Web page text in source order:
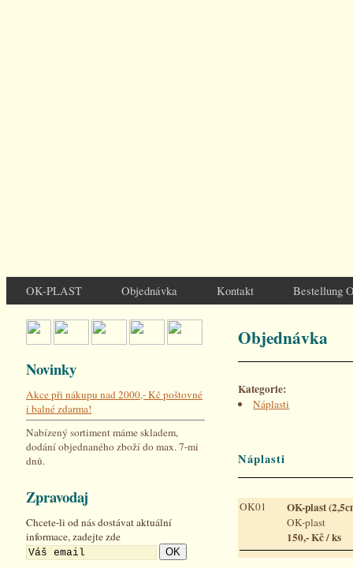
OK-PLAST Objednávka Kontakt Bestellung
Novinky
Akce při nákupu nad 2000,- Kč poštovné
i balné zdarma!
Nabízený sortiment máme skladem,
dodání objednaného zboží do max. 7-mi
dnů.
Zpravodaj
Chcete-li od nás dostávat aktuální
informace, zadejte zde
OK
Objednávka
Kategorie:
Náplasti
Náplasti
OK01 OK-plast
OK-plast
150,- Kč / ks